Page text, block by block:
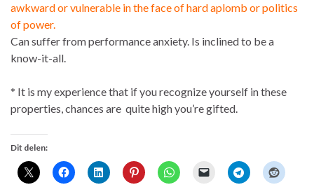
awkward or vulnerable in the face of hard aplomb or politics
of power.
Can suffer from performance anxiety. Is inclined to be a
know-it-all.
* It is my experience that if you recognize yourself in these
properties, chances are quite high you’re gifted.
Dit delen: